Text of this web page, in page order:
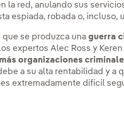
la red, anulando sus
espiada, robada o, incluso,
que se produzca unaguerra
expertos Alec Ross y
organizaciones
a su alta rentabilidad y a
extremadamente difícil